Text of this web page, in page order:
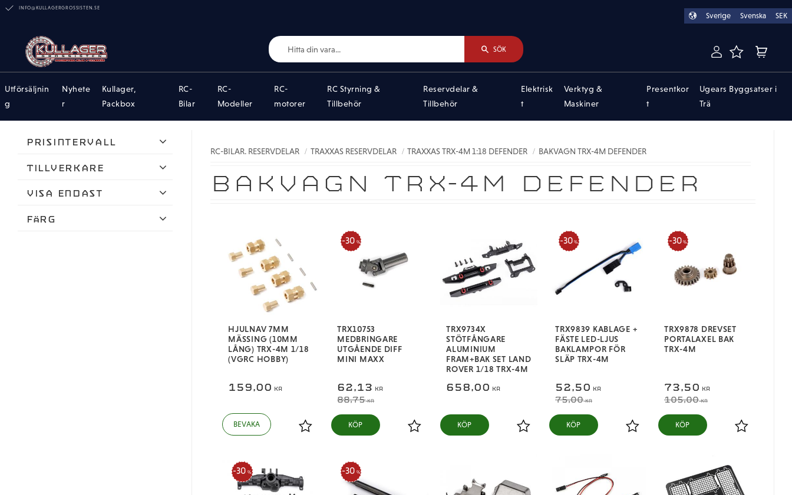
INFO@KULLAGERGROSSISTEN.SE
Sverige Svenska SEK
SÖK FAVORITER
Utförsäljnin
g
Nyhete
r
Kullager,
Packbox
RC-
Bilar
RC-
Modeller
RC-
motorer
RC Styrning &
Tillbehör
Reservdelar &
Tillbehör
Elektrisk
t
Verktyg &
Maskiner
Presentkor
t
Ugears Byggsatser i
Trä
Prisintervall
Tillverkare
VG RC Hobby
Visa endast
Färg
BAKVAGN TRX-4M DEFENDER
RC-BILAR. RESERVDELAR TRAXXAS RESERVDELAR TRAXXAS TRX-4M 1:18 DEFENDER BAKVAGN TRX-4M DEFENDER
HJULNAV 7MM
MÄSSING (10MM
LÅNG) TRX-4M 1/18
(VGRC HOBBY)
159,00 KR
Lägg till i favoriter
TRX10753
MEDBRINGARE
UTGÅENDE DIFF
MINI MAXX
62,13 KR
88,75KR
30 %
Lägg till i favoriter
KÖP
TRX9734X
STÖTFÅNGARE
ALUMINIUM
FRAM+BAK SET LAND
ROVER 1/18 TRX-4M
658,00 KR
Lägg till i favoriter
KÖP
TRX9839 KABLAGE +
FÄSTE LED-LJUS
BAKLAMPOR FÖR
SLÄP TRX-4M
52,50 KR
75,00KR
30 %
Lägg till i favoriter
KÖP
TRX9878 DREVSET
PORTALAXEL BAK
TRX-4M
73,50 KR
105,00KR
30 %
Lägg till i
KÖP
30 % 30 %